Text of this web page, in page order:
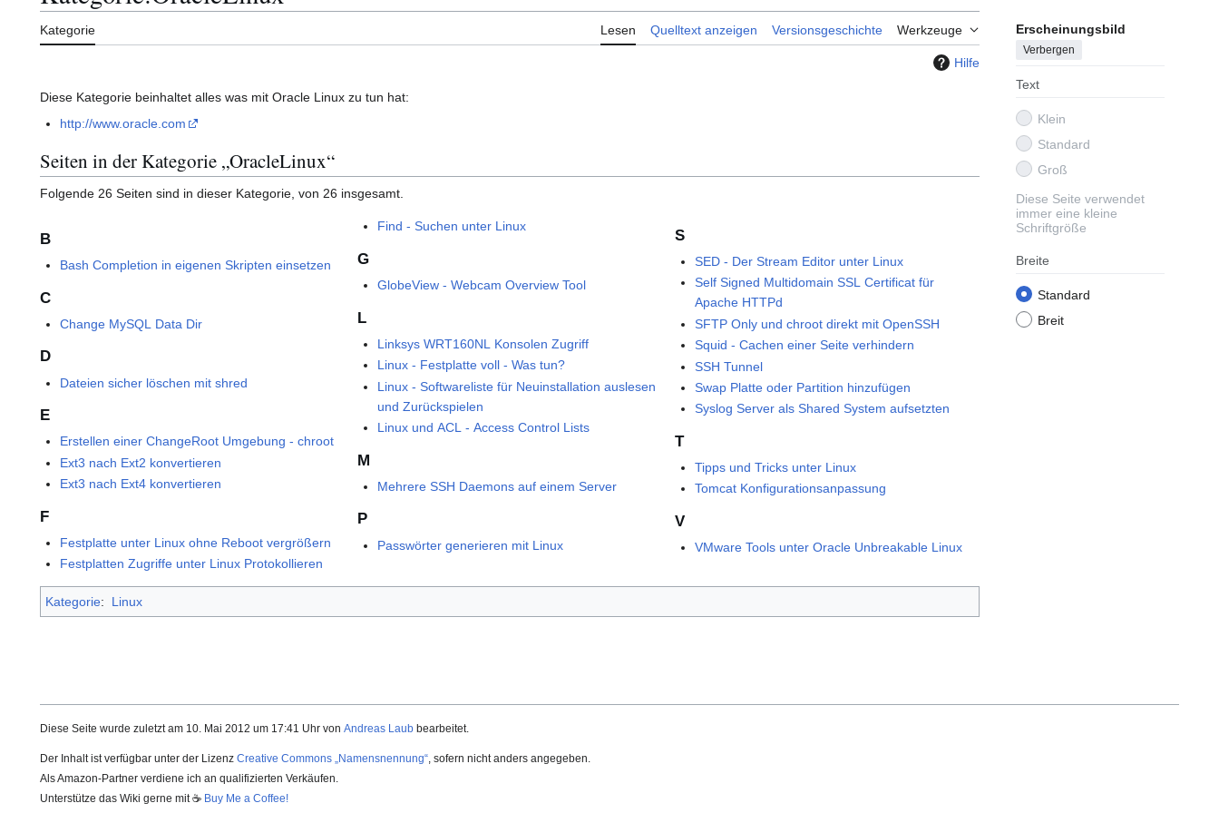
Kategorie Lesen Quelltext anzeigen Versionsgeschichte Werkzeuge Erscheinungsbild
Verbergen
Text
Klein
Standard
Groß
Diese Seite verwendet
immer eine kleine
Schriftgröße
Breite
Standard
Breit
Hilfe
Diese Kategorie beinhaltet alles was mit Oracle Linux zu tun hat:
http://www.oracle.com
Seiten in der Kategorie „OracleLinux“
Folgende 26 Seiten sind in dieser Kategorie, von 26 insgesamt.
B
Bash Completion in eigenen Skripten einsetzen
C
Change MySQL Data Dir
D
Dateien sicher löschen mit shred
E
Erstellen einer ChangeRoot Umgebung - chroot
Ext3 nach Ext2 konvertieren
Ext3 nach Ext4 konvertieren
F
Festplatte unter Linux ohne Reboot vergrößern
Festplatten Zugriffe unter Linux Protokollieren
Find - Suchen unter Linux
G
GlobeView - Webcam Overview Tool
L
Linksys WRT160NL Konsolen Zugriff
Linux - Festplatte voll - Was tun?
Linux - Softwareliste für Neuinstallation auslesen
und Zurückspielen
Linux und ACL - Access Control Lists
M
Mehrere SSH Daemons auf einem Server
P
Passwörter generieren mit Linux
S
SED - Der Stream Editor unter Linux
Self Signed Multidomain SSL Certificat für
Apache HTTPd
SFTP Only und chroot direkt mit OpenSSH
Squid - Cachen einer Seite verhindern
SSH Tunnel
Swap Platte oder Partition hinzufügen
Syslog Server als Shared System aufsetzten
T
Tipps und Tricks unter Linux
Tomcat Konfigurationsanpassung
V
VMware Tools unter Oracle Unbreakable Linux
Kategorie: Linux
Diese Seite wurde zuletzt am 10. Mai 2012 um 17:41 Uhr von Andreas Laub bearbeitet.
Der Inhalt ist verfügbar unter der Lizenz Creative Commons „Namensnennung“, sofern nicht anders angegeben.
Als Amazon-Partner verdiene ich an qualifizierten Verkäufen.
Unterstütze das Wiki gerne mit ☕ Buy Me a Coffee!